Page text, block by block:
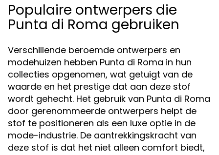
Populaire ontwerpers die
Punta di Roma gebruiken
Verschillende beroemde ontwerpers en
modehuizen hebben Punta di Roma in hun
collecties opgenomen, wat getuigt van de
waarde en het prestige dat aan deze stof
wordt gehecht. Het gebruik van Punta di Roma
door gerenommeerde ontwerpers helpt de
stof te positioneren als een luxe optie in de
mode-industrie. De aantrekkingskracht van
deze stof is dat het niet alleen comfort biedt,